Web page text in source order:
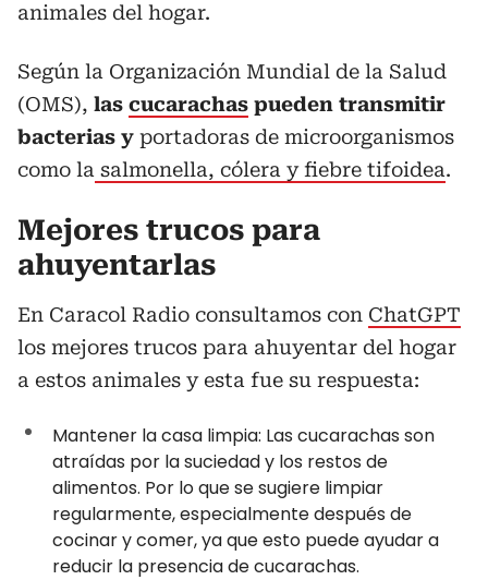
animales del hogar.
Según la Organización Mundial de la Salud
(OMS), las cucarachas pueden transmitir
bacterias y portadoras de microorganismos
como la salmonella, cólera y fiebre tifoidea.
Mejores trucos para
ahuyentarlas
En Caracol Radio consultamos con ChatGPT
los mejores trucos para ahuyentar del hogar
a estos animales y esta fue su respuesta:
Mantener la casa limpia: Las cucarachas son
atraídas por la suciedad y los restos de
alimentos. Por lo que se sugiere limpiar
regularmente, especialmente después de
cocinar y comer, ya que esto puede ayudar a
reducir la presencia de cucarachas.